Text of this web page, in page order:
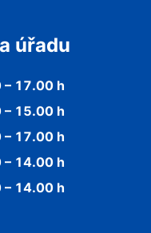
úřadu
– 17.00 h
– 15.00 h
– 17.00 h
– 14.00 h
– 14.00 h